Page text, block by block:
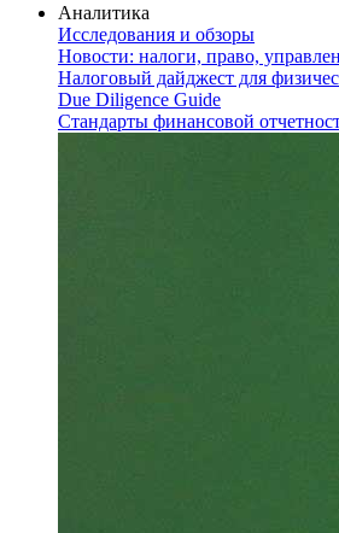
Аналитика
Исследования и обзоры
Новости: налоги, право,
Налоговый дайджест для
Due Diligence Guide
Стандарты финансовой